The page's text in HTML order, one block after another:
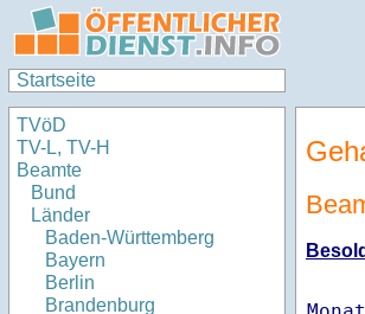
Startseite
TVöD
TV-L, TV-H
Beamte
Bund
Länder
Baden-Württemberg
Bayern
Berlin
Brandenburg